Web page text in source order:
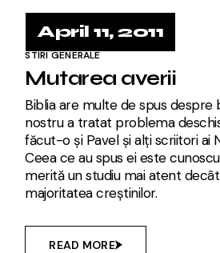
April 11, 2011
STIRI GENERALE
Mutarea averii
Biblia are multe de spus despre
nostru a tratat problema
făcut-o și Pavel și alți scriitori ai
Ceea ce au spus ei este
merită un studiu mai atent
majoritatea creștinilor.
READ MORE